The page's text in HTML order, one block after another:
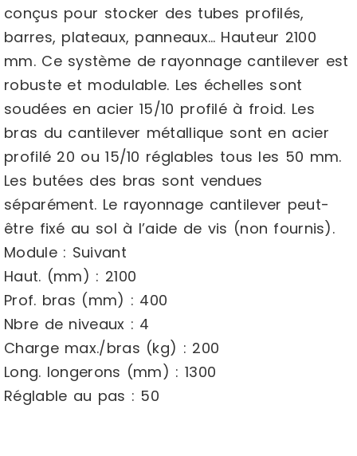
conçus pour stocker des tubes profilés,
barres, plateaux, panneaux… Hauteur 2100
mm. Ce système de rayonnage cantilever est
robuste et modulable. Les échelles sont
soudées en acier 15/10 profilé à froid. Les
bras du cantilever métallique sont en acier
profilé 20 ou 15/10 réglables tous les 50 mm.
Les butées des bras sont vendues
séparément. Le rayonnage cantilever peut-
être fixé au sol à l’aide de vis (non fournis).
Module : Suivant
Haut. (mm) : 2100
Prof. bras (mm) : 400
Nbre de niveaux : 4
Charge max./bras (kg) : 200
Long. longerons (mm) : 1300
Réglable au pas : 50